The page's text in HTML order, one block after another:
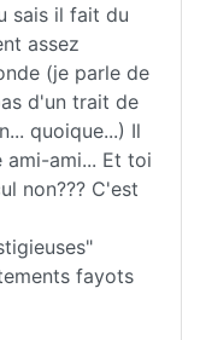
sais il fait du
assez
(je parle de
d'un trait de
quoique...) Il
ami... Et toi
non??? C'est
fayots